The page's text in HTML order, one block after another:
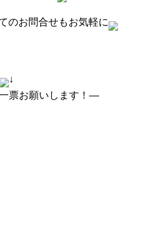
のお問合せもお気軽に
↓
票お願いします！―